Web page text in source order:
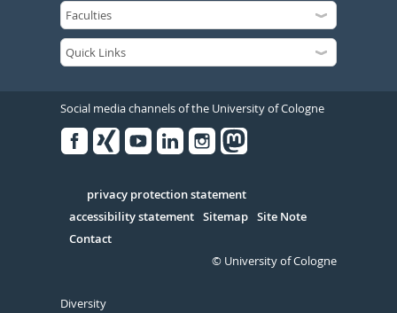
Social media channels of the University of Cologne
Serivce
privacy protection statement
accessibility statement Sitemap Site Note
Contact
© University of Cologne
Diversity